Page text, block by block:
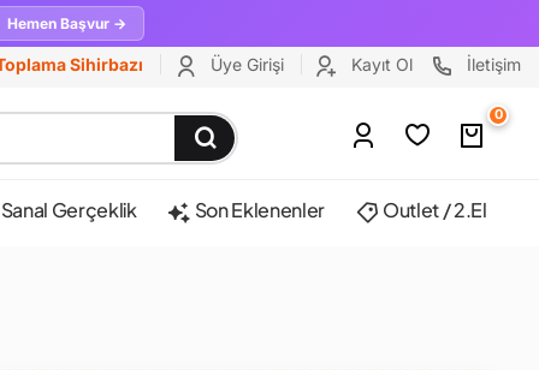
Hemen Başvur →
Sihirbazı Üye Girişi Kayıt Ol İletişim
0
Sanal Gerçeklik Son Eklenenler Outlet / 2.El